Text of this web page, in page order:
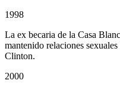
1998
La ex becaria de la Casa
mantenido relaciones
Clinton.
2000